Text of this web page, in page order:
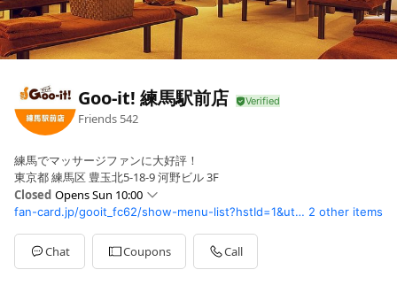
Goo-it! 練馬駅前店
Friends 542
練馬でマッサージファンに大好評！
東京都 練馬区 豊玉北5-18-9 河野ビル 3F
Closed Opens Sun 10:00
Sun10:00 - 23:00
Mon10:00 - 23:00
Tue10:00 - 23:00
Wed10:00 - 23:00
fan-card.jp/gooit_fc62/show-menu-list?hstId=1&utm_source=line_nerima_ekimae&utm_medium=reserve 2 other items
Chat Coupons Call